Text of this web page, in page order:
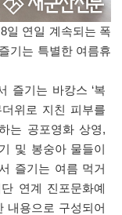
일 연일 계속되는 폭
기는 특별한 여름휴
즐기는 바캉스 ‘복
위로 지친 피부를
는 공포영화 상영,
및 봉숭아 물들이
즐기는 여름 먹거
연계 진포문화예
내용으로 구성되어